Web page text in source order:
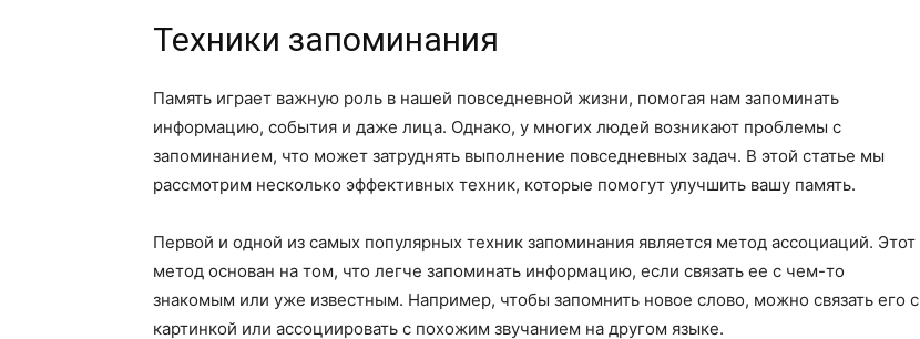
Техники запоминания
Память играет важную роль в нашей повседневной жизни, помогая нам запоминать
информацию, события и даже лица. Однако, у многих людей возникают проблемы с
запоминанием, что может затруднять выполнение повседневных задач. В этой статье мы
рассмотрим несколько эффективных техник, которые помогут улучшить вашу память.
Первой и одной из самых популярных техник запоминания является метод ассоциаций. Этот
метод основан на том, что легче запоминать информацию, если связать ее с чем-то
знакомым или уже известным. Например, чтобы запомнить новое слово, можно связать его с
картинкой или ассоциировать с похожим звучанием на другом языке.